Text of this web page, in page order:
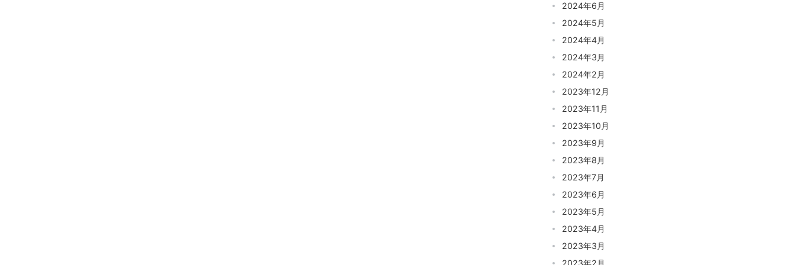
2024年6月
2024年5月
2024年4月
2024年3月
2024年2月
2023年12月
2023年11月
2023年10月
2023年9月
2023年8月
2023年7月
2023年6月
2023年5月
2023年4月
2023年3月
2023年2月